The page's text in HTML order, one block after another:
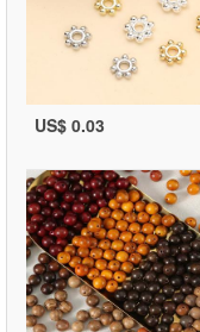
US$ 0.03